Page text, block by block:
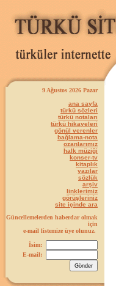
9 Ağustos 2026 Pazar
ana sayfa
türkü sözleri
türkü notaları
türkü hikayeleri
gönül verenler
bağlama-nota
ozanlarımız
halk müziği
konser-tv
kitaplık
yazılar
sözlük
arşiv
linklerimiz
görüşleriniz
site içinde ara
Güncellemelerden haberdar olmak
için
e-mail listemize üye olunuz.
İsim:
E-mail: